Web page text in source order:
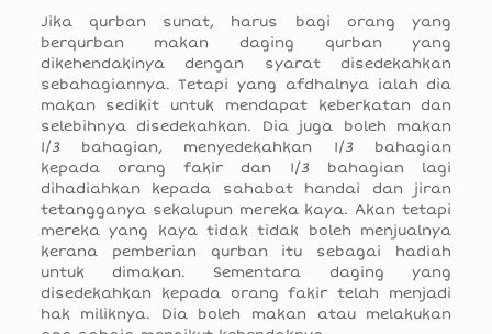
Jika qurban sunat, harus bagi orang yang
berqurban makan daging qurban yang
dikehendakinya dengan syarat disedekahkan
sebahagiannya. Tetapi yang afdhalnya ialah dia
makan sedikit untuk mendapat keberkatan dan
selebihnya disedekahkan. Dia juga boleh makan
1/3 bahagian, menyedekahkan 1/3 bahagian
kepada orang fakir dan 1/3 bahagian lagi
dihadiahkan kepada sahabat handai dan jiran
tetangganya sekalupun mereka kaya. Akan tetapi
mereka yang kaya tidak tidak boleh menjualnya
kerana pemberian qurban itu sebagai hadiah
untuk dimakan. Sementara daging yang
disedekahkan kepada orang fakir telah menjadi
hak miliknya. Dia boleh makan atau melakukan